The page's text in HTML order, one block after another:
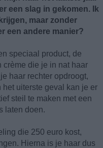
een slag in gekomen. Ik
maar zonder
een andere manier?
speciaal product, de
crème die je in nat haar
haar rechter opdroogt,
uiterste geval kan je er
steil te maken met een
laten doen.
die 250 euro kost,
Hierna is je haar dus